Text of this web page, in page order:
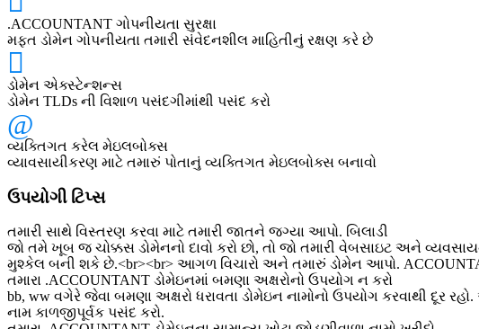
.ACCOUNTANT ગોપનીયતા સુરક્ષા
મફત ડોમેન ગોપનીયતા તમારી સંવેદનશીલ માહિતીનું રક્ષણ કરે છે
ડોમેન એક્સ્ટેન્શન્સ
ડોમેન TLDs ની વિશાળ પસંદગીમાંથી પસંદ કરો
વ્યક્તિગત કરેલ મેઇલબોક્સ
વ્યાવસાયીકરણ માટે તમારું પોતાનું વ્યક્તિગત મેઇલબોક્સ બનાવો
ઉપયોગી ટિપ્સ
તમારી સાથે વિસ્તરણ કરવા માટે તમારી જાતને જગ્યા આપો. બિલાડી
જો તમે ખૂબ જ ચોક્કસ ડોમેનનો દાવો કરો છો, તો જો તમારી વેબસાઇટ અને
મુશ્કેલ બની શકે છે.<br><br> આગળ વિચારો અને તમારું ડોમેન આપો.
તમારા .ACCOUNTANT ડોમેઇનમાં બમણા અક્ષરોનો ઉપયોગ ન કરો
bb, ww વગેરે જેવા બમણા અક્ષરો ધરાવતા ડોમેઇન નામોનો ઉપયોગ કરવાથી દૂર
નામ કાળજીપૂર્વક પસંદ કરો.